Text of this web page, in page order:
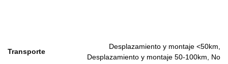
Transporte
Desplazamiento y montaje <50km,
Desplazamiento y montaje 50-100km, No